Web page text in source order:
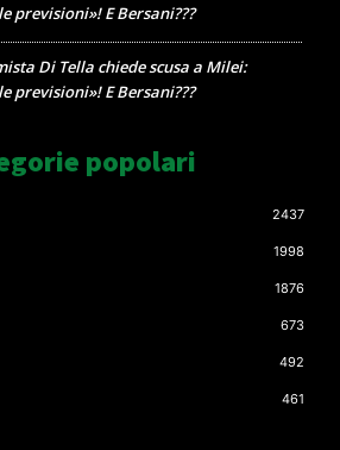
previsioni»! E Bersani???
Di Tella chiede scusa a Milei:
previsioni»! E Bersani???
popolari
2437
1998
1876
673
492
461